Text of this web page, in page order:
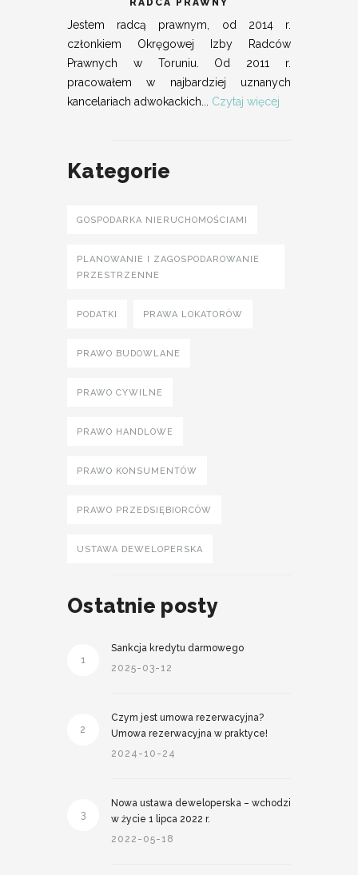
RADCA PRAWNY
Jestem radcą prawnym, od 2014 r.
członkiem Okręgowej Izby Radców
Prawnych w Toruniu. Od 2011 r.
pracowałem w najbardziej uznanych
kancelariach adwokackich... Czytaj więcej
Kategorie
GOSPODARKA NIERUCHOMOŚCIAMI
PLANOWANIE I ZAGOSPODAROWANIE
PRZESTRZENNE
PODATKI PRAWA LOKATORÓW
PRAWO BUDOWLANE
PRAWO CYWILNE
PRAWO HANDLOWE
PRAWO KONSUMENTÓW
PRAWO PRZEDSIĘBIORCÓW
USTAWA DEWELOPERSKA
Ostatnie posty
1
Sankcja kredytu darmowego
2025-03-12
2
Czym jest umowa rezerwacyjna?
Umowa rezerwacyjna w praktyce!
2024-10-24
3
Nowa ustawa deweloperska – wchodzi
w życie 1 lipca 2022 r.
2022-05-18